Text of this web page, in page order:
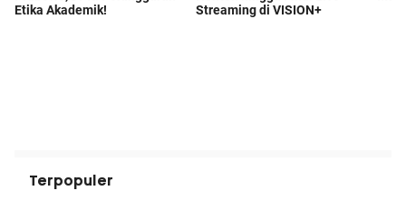
Terpopuler